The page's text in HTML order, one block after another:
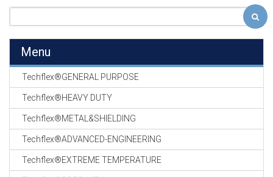
Menu
Techflex®GENERAL PURPOSE
Techflex®HEAVY DUTY
Techflex®METAL&SHIELDING
Techflex®ADVANCED-ENGINEERING
Techflex®EXTREME TEMPERATURE